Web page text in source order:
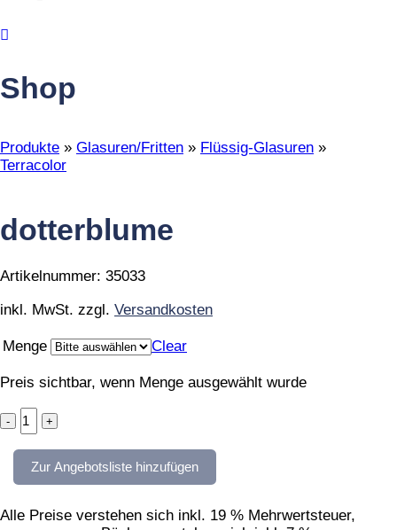
Shop
Produkte » Glasuren/Fritten » Flüssig-Glasuren »
Terracolor
dotterblume
Artikelnummer: 35033
inkl. MwSt. zzgl. Versandkosten
Menge Clear
Preis sichtbar, wenn Menge ausgewählt wurde
dotterblume
quantity
Zur Angebotsliste hinzufügen
Alle Preise verstehen sich inkl. 19 % Mehrwertsteuer,